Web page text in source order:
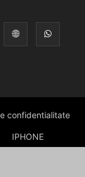
confidentialitate
IPHONE